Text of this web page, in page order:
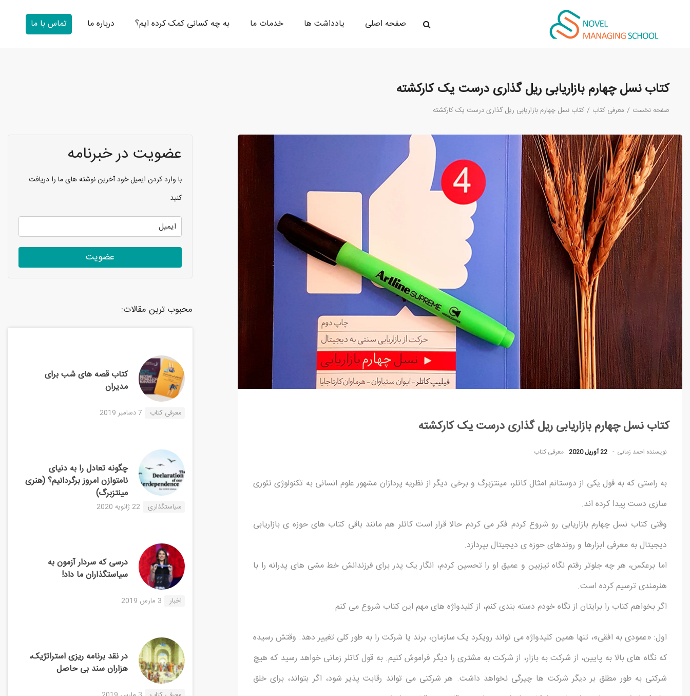
صفحه اصلی یادداشت ها خدمات ما به چه کسانی کمک کرده ایم؟ درباره ما تماس با ما
کتاب نسل چهارم بازاریابی ریل گذاری درست یک کارکشته
صفحه نخست / معرفی کتاب / کتاب نسل چهارم بازاریابی ریل گذاری درست یک کارکشته
کتاب نسل چهارم بازاریابی ریل گذاری درست یک کارکشته
نویسنده احمد زمانی 22 آوریل 2020 معرفی کتاب
به راستی که به قول یکی از دوستانم امثال کاتلر، مینتزبرگ و برخی دیگر از نظریه پردازان مشهور علوم انسانی به تکنولوژی تئوری
سازی دست پیدا کرده اند.
وقتی کتاب نسل چهارم بازاریابی رو شروع کردم فکر می کردم حالا قرار است کاتلر هم مانند باقی کتاب های حوزه ی بازاریابی
دیجیتال به معرفی ابزارها و روندهای حوزه ی دیجیتال بپردازد.
اما برعکس، هر چه جلوتر رفتم نگاه تیزبین و عمیق او را تحسین کردم، انگار یک پدر برای فرزندانش خط مشی های پدرانه را با
هنرمندی ترسیم کرده است.
اگر بخواهم کتاب را برایتان از نگاه خودم دسته بندی کنم، از کلیدواژه های مهم این کتاب شروع می کنم.
اول: «عمودی به افقی»، تنها همین کلیدواژه می تواند رویکرد یک سازمان، برند یا شرکت را به طور کلی تغییر دهد. وقتش رسیده
که نگاه های بالا به پایین، از شرکت به بازار، از شرکت به مشتری را دیگر فراموش کنیم. به قول کاتلر زمانی خواهد رسید که هیچ
شرکتی به طور مطلق بر دیگر شرکت ها چیرگی نخواهد داشت. هر شرکتی می تواند رقابت پذیر شود، اگر بتواند، برای خلق
عضویت در خبرنامه
با وارد کردن ایمیل خود آخرین نوشته های ما را دریافت
کنید
عضویت
محبوب ترین مقالات:
کتاب قصه های شب برای
مدیران
معرفی کتاب 7 دسامبر 2019
چگونه تعادل را به دنیای
نامتوازن امروز برگردانیم؟ (هنری
مینتزبرگ)
سیاستگذاری 22 ژانویه 2020
درسی که سردار آزمون به
سیاستگذاران ما داد!
اخبار 3 مارس 2019
در نقد برنامه ریزی استراتژیک،
هزاران سند بی حاصل